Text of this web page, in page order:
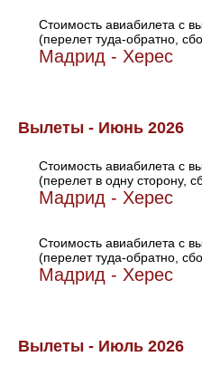
Стоимость авиабилета с
(перелет туда-обратно,
Мадрид - Херес
Вылеты - Июнь 2026
Стоимость авиабилета с
(перелет в одну сторону,
Мадрид - Херес
Стоимость авиабилета с
(перелет туда-обратно,
Мадрид - Херес
Вылеты - Июль 2026